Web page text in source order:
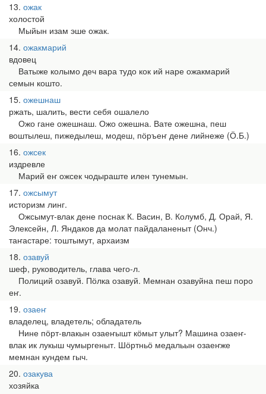
13 ожак
холостой
Мыйын изам эше ожак.
14 ожакмарий
вдовец
Ватыже колымо деч вара тудо кок ий наре ожакмарий
семын кошто.
15 ожешнаш
ржать, шалить, вести себя ошалело
Ожо гане ожешнаш. Ожо ожешна. Вате ожешна, пеш
воштылеш, пижедылеш, модеш, пӧръеҥ дене лийнеже (Ӧ.Б.)
16 ожсек
издревле
Марий еҥ ожсек чодыраште илен тунемын.
17 ожсымут
историзм линг.
Ожсымут-влак дене поснак К. Васин, В. Колумб, Д. Орай, Я.
Элексейн, Л. Яндаков да молат пайдаланеныт (Онч.)
таҥастаре: тоштымут, архаизм
18 озавуй
шеф, руководитель, глава чего-л.
Полиций озавуй. Пӧлка озавуй. Мемнан озавуйна пеш поро
еҥ.
19 озаеҥ
владелец, владетель; обладатель
Нине пӧрт-влакын озаеҥышт кӧмыт улыт? Машина озаеҥ-
влак ик лукыш чумыргеныт. Шӧртньӧ медальын озаеҥже
мемнан кундем гыч.
20 озакува
хозяйка